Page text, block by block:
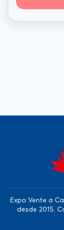
Expo Vente a
desde 2015.